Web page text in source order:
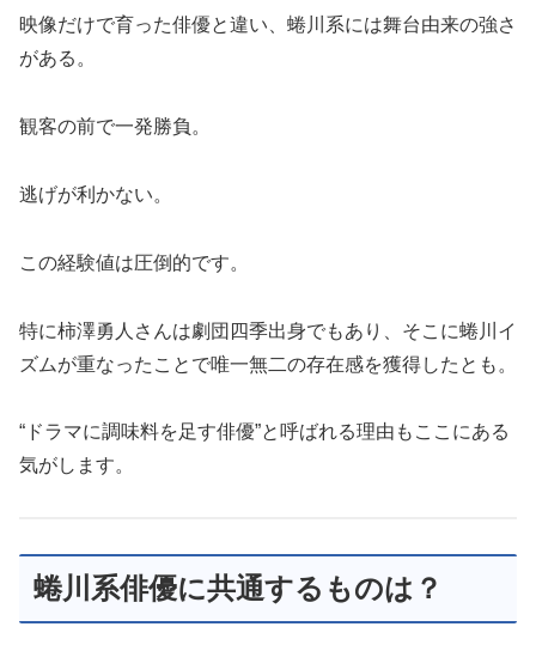
映像だけで育った俳優と違い、蜷川系には舞台由来の強さ
がある。
観客の前で一発勝負。
逃げが利かない。
この経験値は圧倒的です。
特に柿澤勇人さんは劇団四季出身でもあり、そこに蜷川イ
ズムが重なったことで唯一無二の存在感を獲得したとも。
“ドラマに調味料を足す俳優”と呼ばれる理由もここにある
気がします。
蜷川系俳優に共通するものは？